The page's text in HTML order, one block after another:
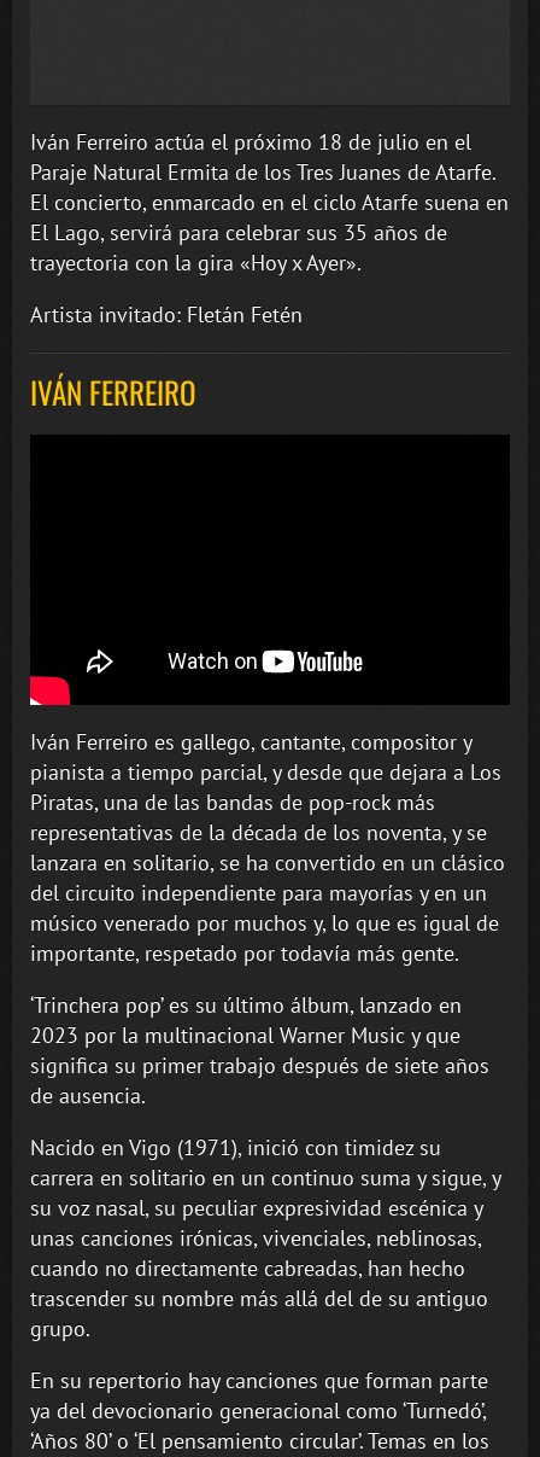
Iván Ferreiro actúa el próximo 18 de julio en el
Paraje Natural Ermita de los Tres Juanes de Atarfe.
El concierto, enmarcado en el ciclo Atarfe suena en
El Lago, servirá para celebrar sus 35 años de
trayectoria con la gira «Hoy x Ayer».
Artista invitado: Fletán Fetén
IVÁN FERREIRO
Iván Ferreiro es gallego, cantante, compositor y
pianista a tiempo parcial, y desde que dejara a Los
Piratas, una de las bandas de pop-rock más
representativas de la década de los noventa, y se
lanzara en solitario, se ha convertido en un clásico
del circuito independiente para mayorías y en un
músico venerado por muchos y, lo que es igual de
importante, respetado por todavía más gente.
‘Trinchera pop’ es su último álbum, lanzado en
2023 por la multinacional Warner Music y que
significa su primer trabajo después de siete años
de ausencia.
Nacido en Vigo (1971), inició con timidez su
carrera en solitario en un continuo suma y sigue, y
su voz nasal, su peculiar expresividad escénica y
unas canciones irónicas, vivenciales, neblinosas,
cuando no directamente cabreadas, han hecho
trascender su nombre más allá del de su antiguo
grupo.
En su repertorio hay canciones que forman parte
ya del devocionario generacional como ‘Turnedó’,
‘Años 80’ o ‘El pensamiento circular’. Temas en los